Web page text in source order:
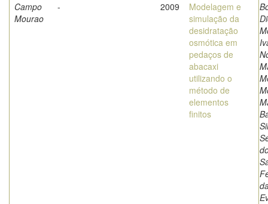
Campo
Mourao
- 2009
Modelagem e
simulação da
desidratação
osmótica em
pedaços de
abacaxi
utilizando o
método de
elementos
finitos